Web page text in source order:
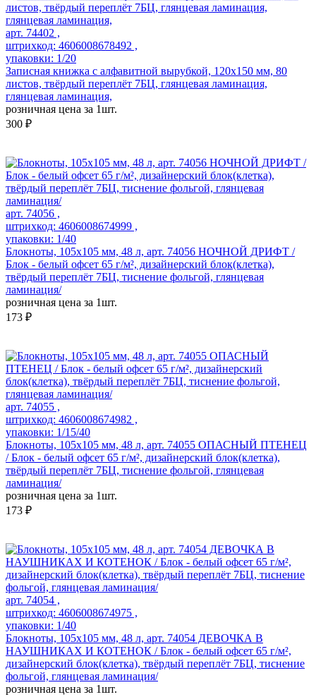
арт. 74402 ,
штрихкод: 4606008678492 ,
упаковки: 1/20
Записная книжка с алфавитной вырубкой, 120x150 мм, 80
листов, твёрдый переплёт 7БЦ, глянцевая ламинация,
глянцевая ламинация,
розничная цена за 1шт.
300 ₽
арт. 74056 ,
штрихкод: 4606008674999 ,
упаковки: 1/40
Блокноты, 105х105 мм, 48 л, арт. 74056 НОЧНОЙ ДРИФТ /
Блок - белый офсет 65 г/м², дизайнерский блок(клетка),
твёрдый переплёт 7БЦ, тиснение фольгой, глянцевая
ламинация/
розничная цена за 1шт.
173 ₽
арт. 74055 ,
штрихкод: 4606008674982 ,
упаковки: 1/15/40
Блокноты, 105х105 мм, 48 л, арт. 74055 ОПАСНЫЙ ПТЕНЕЦ
/ Блок - белый офсет 65 г/м², дизайнерский блок(клетка),
твёрдый переплёт 7БЦ, тиснение фольгой, глянцевая
ламинация/
розничная цена за 1шт.
173 ₽
арт. 74054 ,
штрихкод: 4606008674975 ,
упаковки: 1/40
Блокноты, 105х105 мм, 48 л, арт. 74054 ДЕВОЧКА В
НАУШНИКАХ И КОТЕНОК / Блок - белый офсет 65 г/м²,
дизайнерский блок(клетка), твёрдый переплёт 7БЦ, тиснение
фольгой, глянцевая ламинация/
розничная цена за 1шт.